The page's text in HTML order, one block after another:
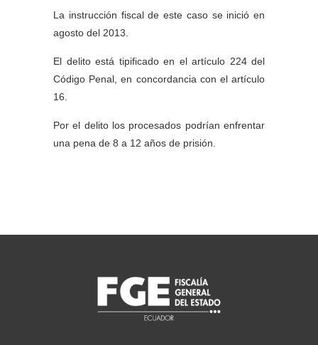
La instrucción fiscal de este caso se inició en
agosto del 2013.
El delito está tipificado en el artículo 224 del
Código Penal, en concordancia con el artículo
16.
Por el delito los procesados podrían enfrentar
una pena de 8 a 12 años de prisión.